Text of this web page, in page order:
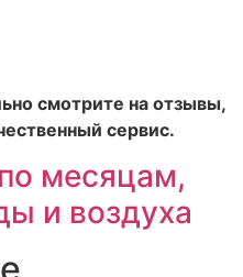
смотрите на отзывы,
сервис.
месяцам,
и воздуха